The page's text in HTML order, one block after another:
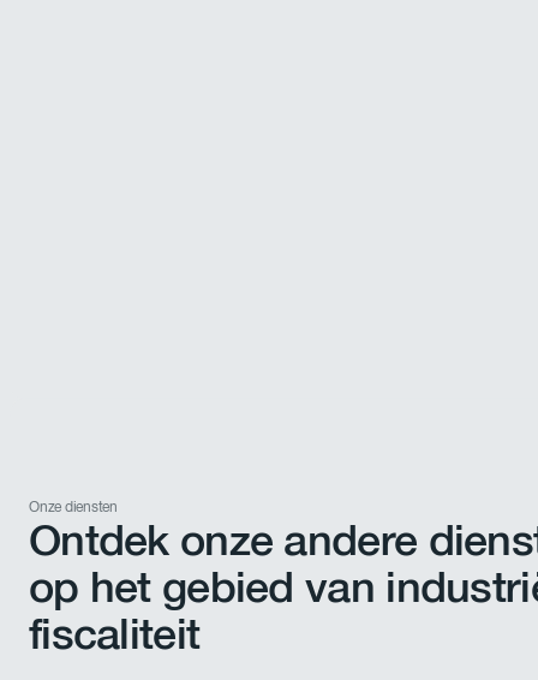
Onze diensten
Ontdek onze andere
op het gebied van
fiscaliteit